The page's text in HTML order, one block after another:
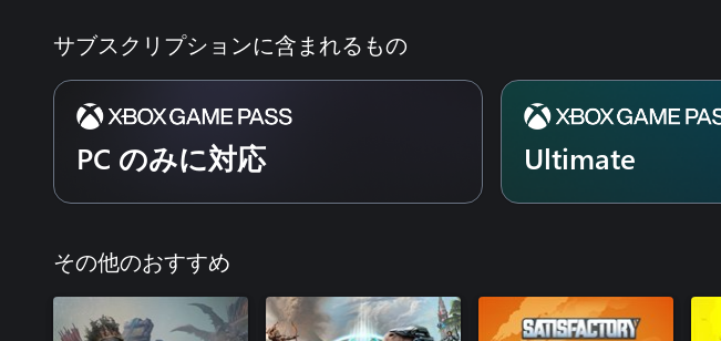
多種多様な生物が息づくこの世界をスキャンし、研究しましょう。極小の生物から、見上げるほ
ど巨大なリヴァイアサンまで、あらゆる生命があなたを待っています。未知の世界に広がる驚き
と、恐怖を体験するでしょう。海を探索すれば、なぜAIは任務の継続に執拗に固執するのか、そ
してこの息をのむような新天地に何が眠っているのかを解き明かすチャンスが訪れます。
早期アクセスによる共同開発
『サブノーティカ２』は現在開発中の早期アクセス版です。今後、物語の進展とともにバイオー
ムや生物、クラフト要素を継続的に拡張していきます。開発段階であるため、バグやパフォーマ
ンスの問題が発生する場合があります。プレイヤーのみなさんのフィードバックは、私たちの開
う。
Unknown Worldsの哲学
『サブノーティカ２』は、受賞歴のある『サブノーティカ』と『サブノーティカ：ビロウゼロ』
サブスクリプションに含まれるもの
PC のみに対応 Ultimate
その他のおすすめ